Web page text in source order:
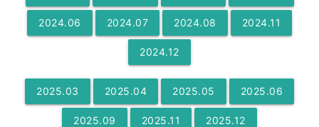
2024.06 2024.07 2024.08 2024.11
2024.12
2025.03 2025.04 2025.05 2025.06
2025.09 2025.11 2025.12